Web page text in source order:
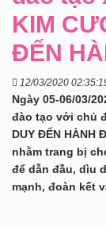
KIM
ĐẾN
12/03/2020
Ngày 05-06/03/
đào tạo với chủ
DUY ĐẾN HÀNH
nhằm trang bị
để dẫn đầu, dìu
mạnh, đoàn kết